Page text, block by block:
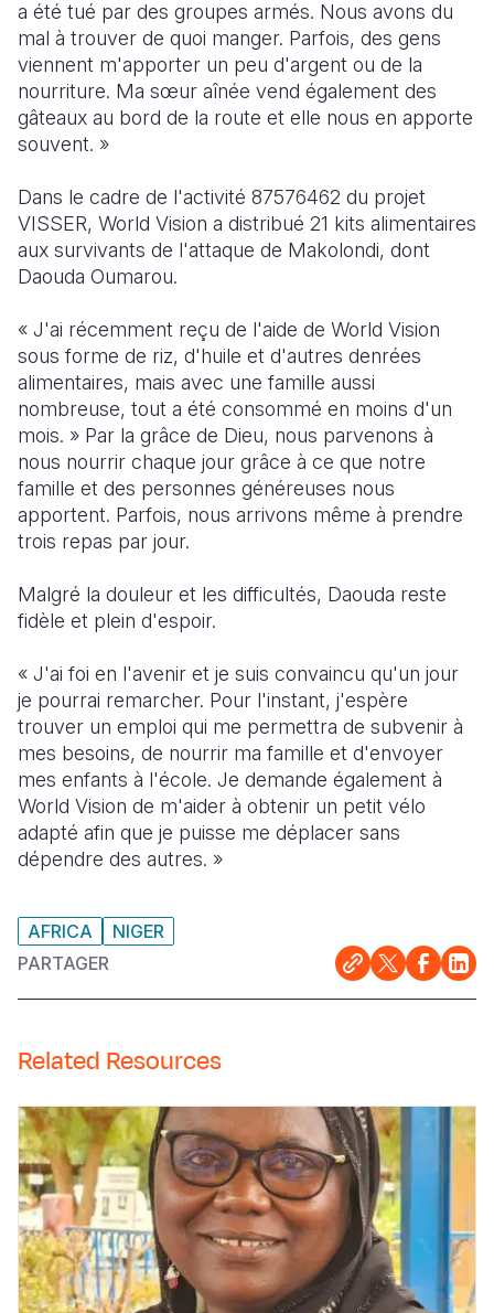
a été tué par des groupes armés. Nous avons du
mal à trouver de quoi manger. Parfois, des gens
viennent m'apporter un peu d'argent ou de la
nourriture. Ma sœur aînée vend également des
gâteaux au bord de la route et elle nous en apporte
souvent. »
Dans le cadre de l'activité 87576462 du projet
VISSER, World Vision a distribué 21 kits alimentaires
aux survivants de l'attaque de Makolondi, dont
Daouda Oumarou.
« J'ai récemment reçu de l'aide de World Vision
sous forme de riz, d'huile et d'autres denrées
alimentaires, mais avec une famille aussi
nombreuse, tout a été consommé en moins d'un
mois. » Par la grâce de Dieu, nous parvenons à
nous nourrir chaque jour grâce à ce que notre
famille et des personnes généreuses nous
apportent. Parfois, nous arrivons même à prendre
trois repas par jour.
Malgré la douleur et les difficultés, Daouda reste
fidèle et plein d'espoir.
« J'ai foi en l'avenir et je suis convaincu qu'un jour
je pourrai remarcher. Pour l'instant, j'espère
trouver un emploi qui me permettra de subvenir à
mes besoins, de nourrir ma famille et d'envoyer
mes enfants à l'école. Je demande également à
World Vision de m'aider à obtenir un petit vélo
adapté afin que je puisse me déplacer sans
dépendre des autres. »
AFRICA
NIGER
PARTAGER
Related Resources